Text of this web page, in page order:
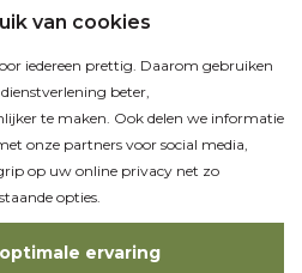
van cookies
iedereen prettig. Daarom gebruiken
beter,
te maken. Ook delen we informatie
onze partners voor social media,
op uw online privacy net zo
opties.
ervaring